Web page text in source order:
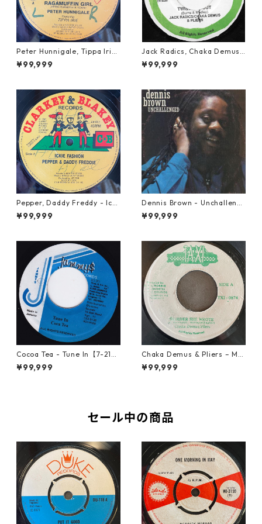
Peter Hunnigale, Tippa Irie
- Raggamuffin Girl【12-50
045】
¥99,999
Jack Radics, Chaka Demus
& Pliers - Twist And Shout
【7-21830】
¥99,999
Pepper, Daddy Freddy - Icki
e Fashion【12-50044】
¥99,999
Dennis Brown - Unchalleng
ed【LP-70046】
¥99,999
Cocoa Tea - Tune In【7-2187
2】
¥99,999
Chaka Demus & Pliers – Mu
rder She Wrote【7-21777】
¥99,999
セール中の商品